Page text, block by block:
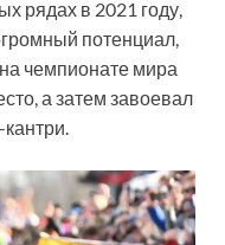
рядах в 2021 году,
потенциал,
чемпионате мира
а затем завоевал